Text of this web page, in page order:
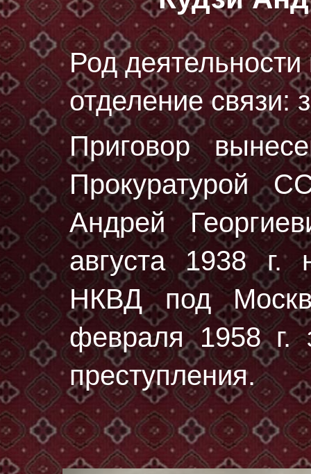
Род
отделение связи:
Приговор
Прокуратурой
Андрей
августа 1938 г.
НКВД под
февраля 1958 г.
преступления.